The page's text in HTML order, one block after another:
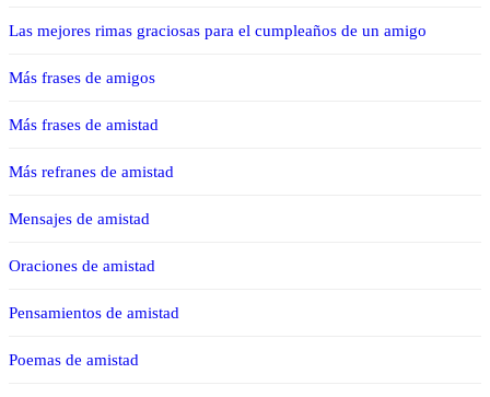
Las mejores rimas graciosas para el cumpleaños de un amigo
Más frases de amigos
Más frases de amistad
Más refranes de amistad
Mensajes de amistad
Oraciones de amistad
Pensamientos de amistad
Poemas de amistad